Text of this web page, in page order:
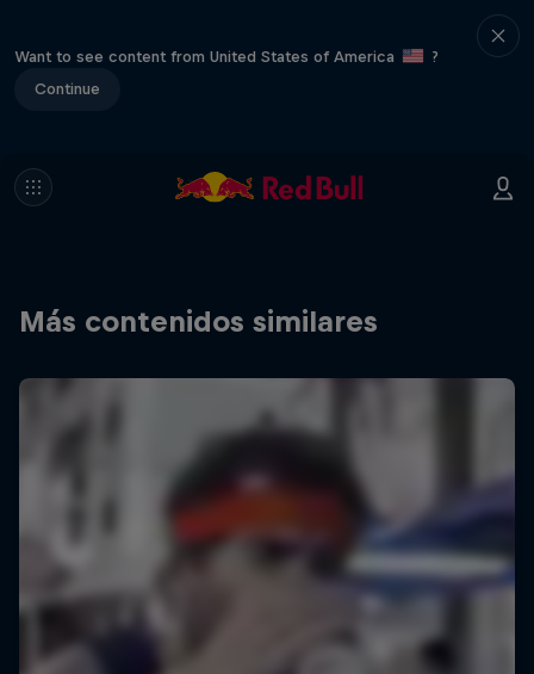
Want to see content from United States of America
?
Continue
Más contenidos similares